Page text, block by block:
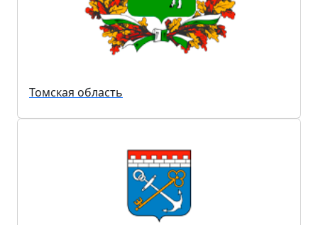
Томская область